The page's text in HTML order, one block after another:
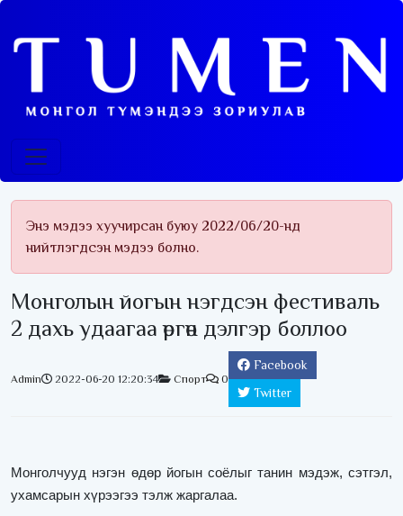
Энэ мэдээ хуучирсан буюу 2022/06/20-нд
нийтлэгдсэн мэдээ болно.
Монголын йогын нэгдсэн фестиваль
2 дахь удаагаа өргөн дэлгэр боллоо
Admin 2022-06-20 12:20:34 Спорт 0
Facebook
Twitter
Монголчууд нэгэн өдөр йогын соёлыг танин мэдэж, сэтгэл,
ухамсарын хүрээгээ тэлж жаргалаа.